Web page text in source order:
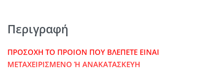
Περιγραφή
ΠΡΟΣΟΧΗ ΤΟ ΠΡΟΙΟΝ ΠΟΥ ΒΛΕΠΕΤΕ ΕΙΝΑΙ
ΜΕΤΑΧΕΙΡΙΣΜΕΝΟ Ή ΑΝΑΚΑΤΑΣΚΕΥΗ